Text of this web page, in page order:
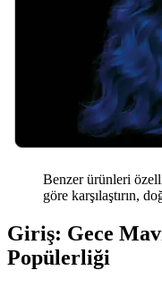
Benzer ürünleri
göre karşılaştırın,
Giriş: Gece
Popülerliği